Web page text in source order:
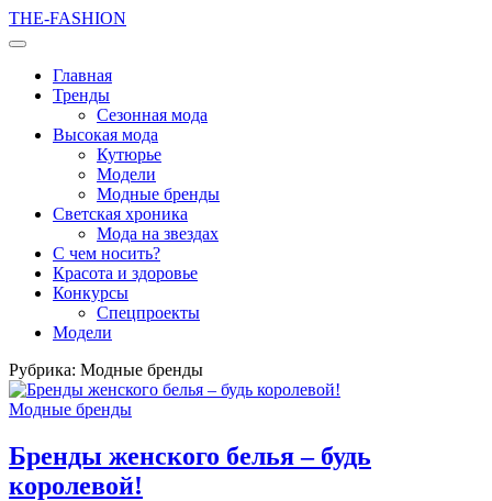
THE-FASHION
Главная
Тренды
Сезонная мода
Высокая мода
Кутюрье
Модели
Модные бренды
Светская хроника
Мода на звездах
С чем носить?
Красота и здоровье
Конкурсы
Спецпроекты
Модели
Рубрика: Модные бренды
Модные бренды
Бренды женского белья – будь
королевой!